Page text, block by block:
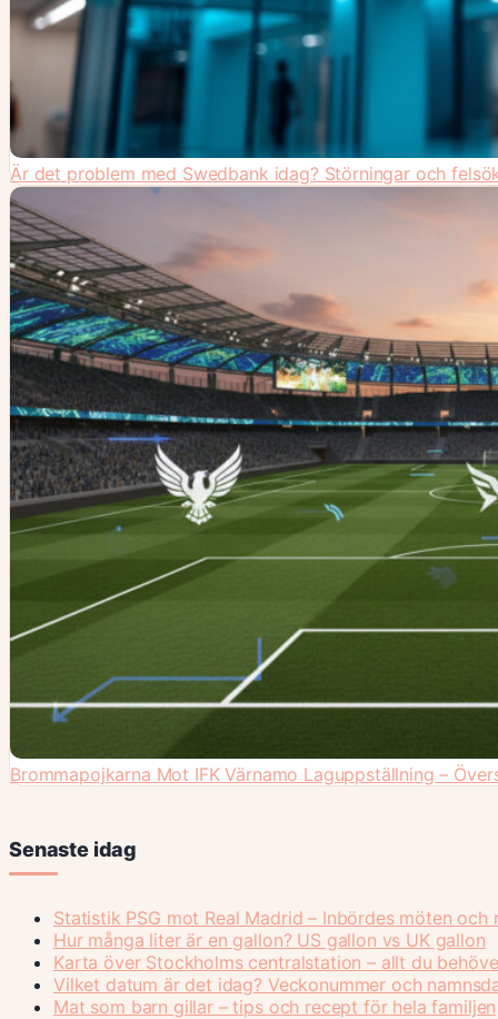
Är det problem med Swedbank idag? Störningar och
Brommapojkarna Mot IFK Värnamo Laguppställning –
Senaste idag
Statistik PSG mot Real Madrid – Inbördes möten och
Hur många liter är en gallon? US gallon vs UK gallon
Karta över Stockholms centralstation – allt du
Vilket datum är det idag? Veckonummer och
Mat som barn gillar – tips och recept för hela familjen